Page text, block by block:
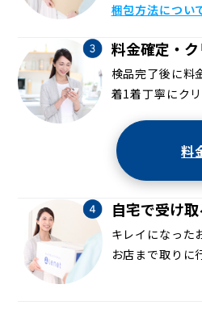
梱包方法につい
料金確定・
検品完了後に料
着1着丁寧にク
料
自宅で受け取
キレイになった
お店まで取りに